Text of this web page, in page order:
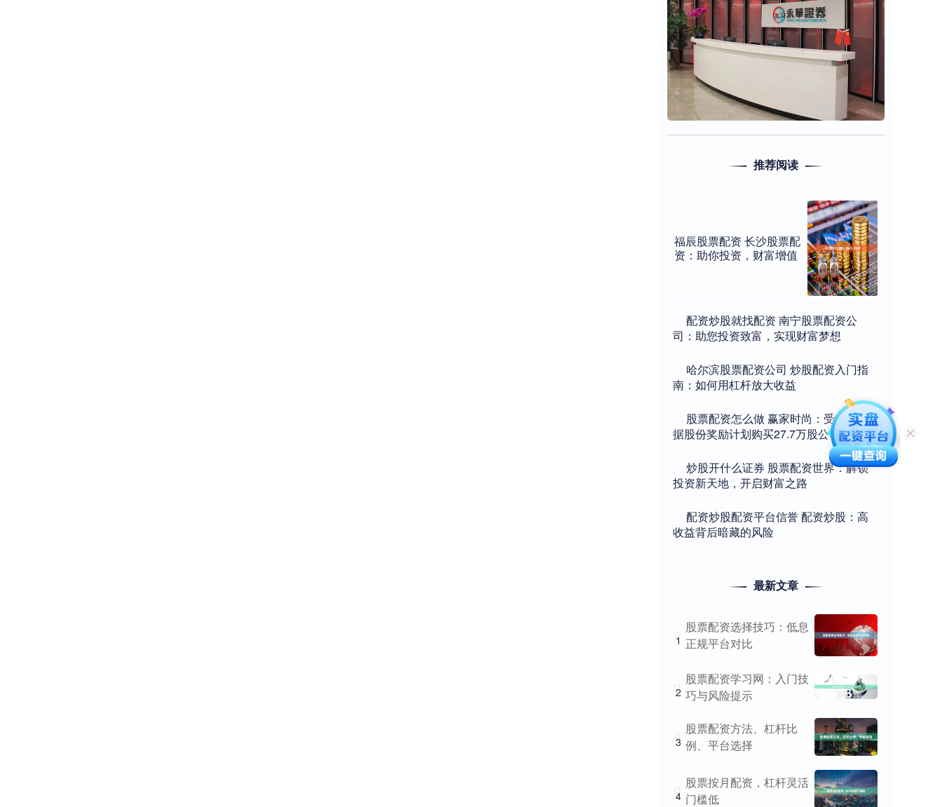
推荐阅读
福辰股票配资 长沙股票配
资：助你投资，财富增值
​配资炒股就找配资 南宁股票配资公
司：助您投资致富，实现财富梦想
​哈尔滨股票配资公司 炒股配资入门指
南：如何用杠杆放大收益
​股票配资怎么做 赢家时尚：受托人根
据股份奖励计划购买27.7万股公司股份
​炒股开什么证券 股票配资世界：解锁
投资新天地，开启财富之路
​配资炒股配资平台信誉 配资炒股：高
收益背后暗藏的风险
最新文章
1
股票配资选择技巧：低息
正规平台对比
2
股票配资学习网：入门技
巧与风险提示
3
股票配资方法、杠杆比
例、平台选择
4
股票按月配资，杠杆灵活
门槛低